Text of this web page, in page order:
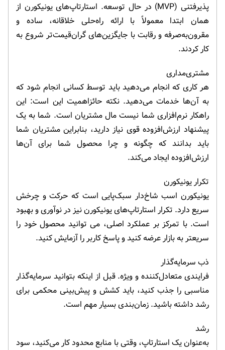
پذیرفتنی (MVP) در حال توسعه. استارتاپ‌های یونیکورن از
همان ابتدا معمولاً با ارائه راه‌حلی خلاقانه، ساده و
مقرون‌به‌صرفه و رقابت با جایگزین‌های گران‌قیمت‌تر شروع به
کار کردند.
مشتری‌مداری
هر کاری که انجام می‌دهید باید توسط کسانی انجام شود که
به آن‌ها خدمات می‌دهید. نکته حائزاهمیت این است: این
راهکار نرم‌افزاری شما نیست مال مشتریان است. شما به یک
پیشنهاد ارزش‌افزوده قوی نیاز دارید، بنابراین مشتریان شما
باید بدانند که چگونه و چرا محصول شما برای آن‌ها
ارزش‌افزوده ایجاد می‌کند.
تکرار یونیکورن
یونیکورن اسب شاخ‌دار سبک‌پایی است که حرکت و چرخش
سریع دارد. تکرار استارتاپ‌های یونیکورن نیز در نوآوری و بهبود
است. با تمرکز بر عملکرد اصلی، می توانید محصول خود را
سریعتر به بازار عرضه کنید و پاسخ کاربر را آزمایش کنید.
ذب سرمایه‌گذار
فرایندی متعادل‌کننده و ویژه. قبل از اینکه بتوانید سرمایه‌گذار
مناسبی را جذب کنید، باید کشش و پیش‌بینی محکمی برای
رشد داشته باشید. زمان‌بندی بسیار مهم است.
رشد
به‌عنوان یک استارتاپ، وقتی با منابع محدود کار می‌کنید، سود